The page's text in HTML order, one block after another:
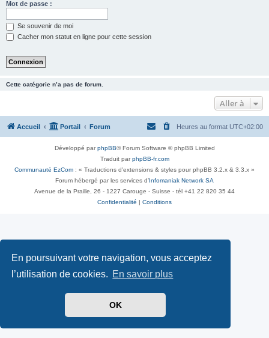
En poursuivant votre navigation, vous acceptez
l’utilisation de cookies. En savoir plus
OK
Mot de passe :
Se souvenir de moi
Cacher mon statut en ligne pour cette session
Cette catégorie n’a pas de forum.
Aller à
Accueil Portail Forum Heures au format UTC+02:00
Développé parphpBB® Forum Software © phpBB Limited
Traduit parphpBB-fr.com
Communauté EzCom : « Traductions d'extensions & styles pour phpBB 3.2.x & 3.3.x »
Forum hébergé par les services d’ Infomaniak Network SA
Avenue de la Praille, 26 - 1227 Carouge - Suisse - tél +41 22 820 35 44
Confidentialité
Conditions